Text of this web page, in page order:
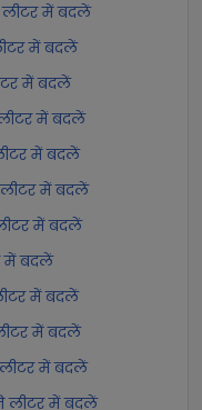
लीटर में बदलें
में बदलें
में बदलें
लीटर में बदलें
लीटर में बदलें
लीटर में बदलें
लीटर में बदलें
में बदलें
में बदलें
लीटर में बदलें
लीटर में बदलें
लीटर में बदलें